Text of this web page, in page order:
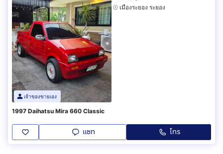
เจ้าของขายเอง
เมืองระยอง ระยอง
1997 Daihatsu Mira 660 Classic
แชท โทร